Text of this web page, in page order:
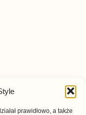
prawidłowo, a także